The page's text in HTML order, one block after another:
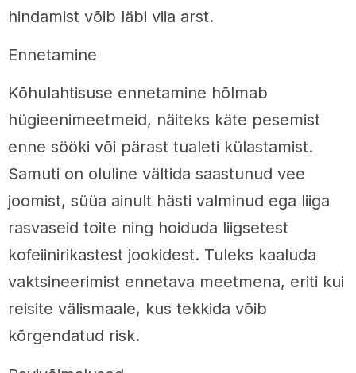
hindamist võib läbi viia arst.
Ennetamine
Kõhulahtisuse ennetamine hõlmab
hügieenimeetmeid, näiteks käte pesemist
enne sööki või pärast tualeti külastamist.
Samuti on oluline vältida saastunud vee
joomist, süüa ainult hästi valminud ega liiga
rasvaseid toite ning hoiduda liigsetest
kofeiinirikastest jookidest. Tuleks kaaluda
vaktsineerimist ennetava meetmena, eriti kui
reisite välismaale, kus tekkida võib
kõrgendatud risk.